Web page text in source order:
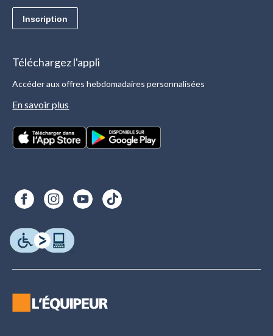
Inscription
Téléchargez l'appli
Accéder aux offres hebdomadaires personnalisées
En savoir plus